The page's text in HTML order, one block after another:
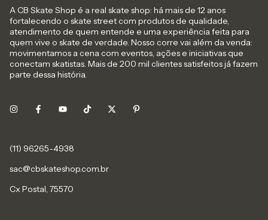
A CB Skate Shop é a real skate shop: há mais de 12 anos
fortalecendo o skate street com produtos de qualidade,
atendimento de quem entende e uma experiência feita para
quem vive o skate de verdade. Nosso corre vai além da venda:
movimentamos a cena com eventos, ações e iniciativas que
conectam skatistas. Mais de 200 mil clientes satisfeitos já fazem
parte dessa história.
sac@cbskateshop.com.br
Cx Postal, 75570